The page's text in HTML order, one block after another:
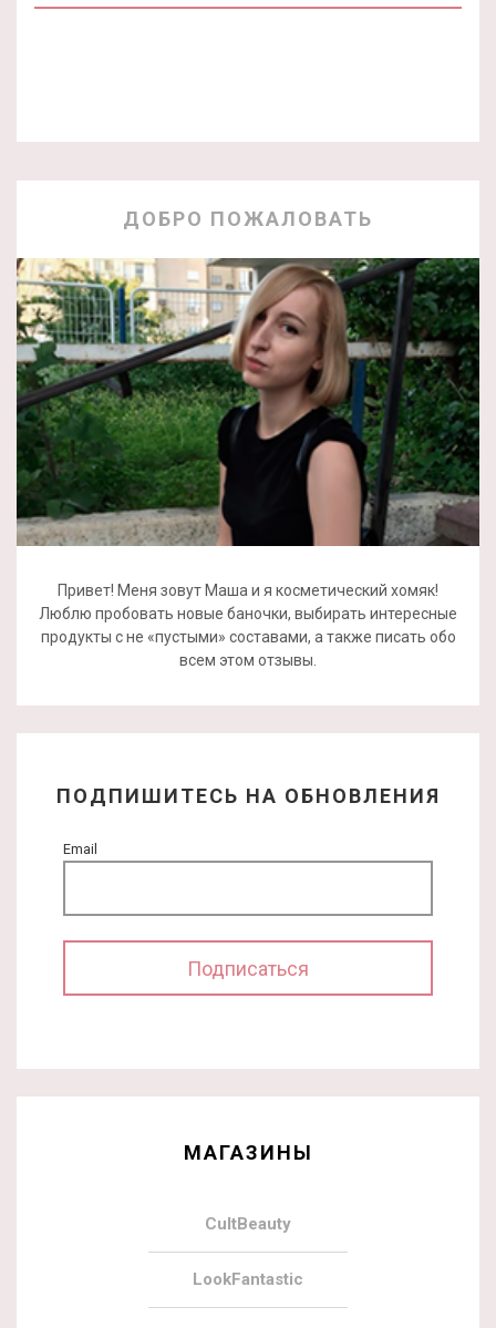
ДОБРО ПОЖАЛОВАТЬ
Привет! Меня зовут Маша и я косметический хомяк!
Люблю пробовать новые баночки, выбирать интересные
продукты с не «пустыми» составами, а также писать обо
всем этом отзывы.
ПОДПИШИТЕСЬ НА ОБНОВЛЕНИЯ
Email
МАГАЗИНЫ
CultBeauty
LookFantastic